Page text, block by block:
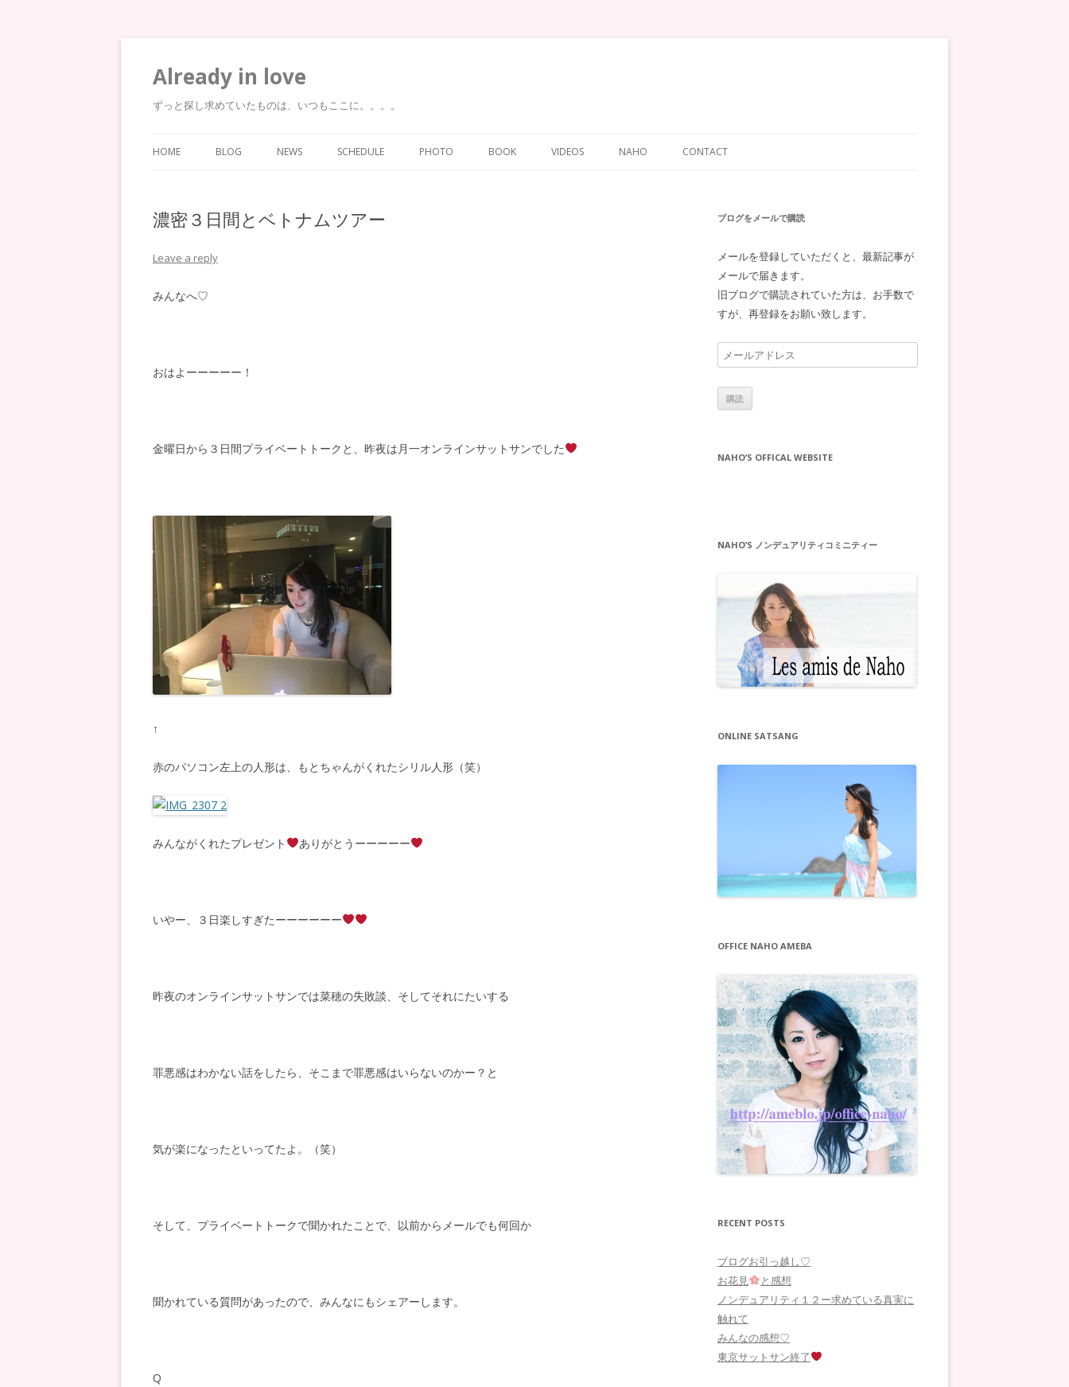
Already in love
ずっと探し求めていたものは、いつもここに。。。。
HOME BLOG NEWS SCHEDULE PHOTO BOOK VIDEOS NAHO CONTACT
濃密３日間とベトナムツアー
Leave a reply
みんなへ♡
おはよーーーーー！
金曜日から３日間プライベートトークと、昨夜は月一オンラインサットサンでした
↑
赤のパソコン左上の人形は、もとちゃんがくれたシリル人形（笑）
みんながくれたプレゼント ありがとうーーーーー
いやー、３日楽しすぎたーーーーーー
昨夜のオンラインサットサンでは菜穂の失敗談、そしてそれにたいする
罪悪感はわかない話をしたら、そこまで罪悪感はいらないのかー？と
気が楽になったといってたよ。（笑）
そして、プライベートトークで聞かれたことで、以前からメールでも何回か
聞かれている質問があったので、みんなにもシェアーします。
Q
ブログをメールで購読
メールを登録していただくと、最新記事が
メールで届きます。
旧ブログで購読されていた方は、お手数で
すが、再登録をお願い致します。
メ
ー
ル
ア
NAHO’S OFFICAL WEBSITE
NAHO’S ノンデュアリティコミニティー
ONLINE SATSANG
OFFICE NAHO AMEBA
RECENT POSTS
ブログお引っ越し♡
お花見
と感想
ノンデュアリティ１２ー求めている真実に
触れて
みんなの感想♡
東京サットサン終了